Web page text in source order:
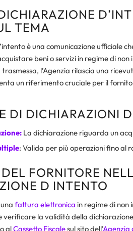
TEMA
è una comunicazione ufficiale
beni o servizi in regime di non
l’Agenzia rilascia una
un riferimento cruciale per il
DI DICHIARAZIONI
La dichiarazione riguarda un
: Valida per più operazioni fino al
FORNITORE
D INTENTO
fattura elettronica in regime di non
la validità della
alCassetto Fiscalesul sito dell’Agenzia